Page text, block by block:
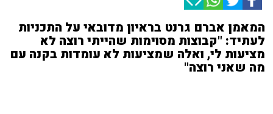
המאמן אברם גרנט בראיון מדובאי על התכניות
לעתיד: "קבוצות מסוימות שהייתי רוצה לא
מציעות לי, ואלה שמציעות לא עומדות בקנה עם
מה שאני רוצה"